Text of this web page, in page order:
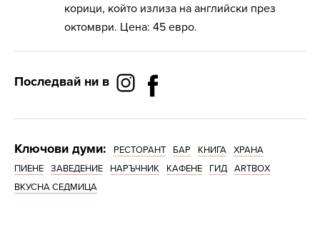
корици, който излиза на английски през
октомври. Цена: 45 евро.
Последвай ни в
Ключови думи: РЕСТОРАНТ БАР КНИГА
ХРАНА
ПИЕНЕ
ЗАВЕДЕНИЕ НАРЪЧНИК КАФЕНЕ ГИД
ARTBOX
ВКУСНА СЕДМИЦА